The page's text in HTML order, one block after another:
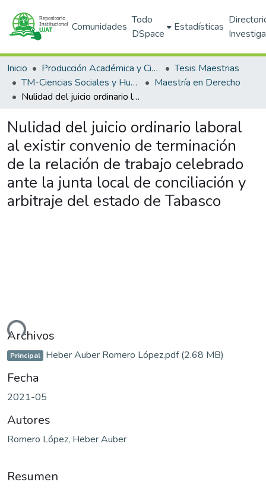
Comunidades
Todo
DSpace
Estadísticas
Inicio Producción Académica y Científica
Tesis Maestrias
TM-Ciencias Sociales y Humanidades (DACSYH)
Maestría en Derecho
Nulidad del juicio ordinario laboral al existir convenio de terminación de la relación de trabajo celebrado ante la junta local de conciliación y arbitraje del estado de Tabasco
Nulidad del juicio ordinario laboral
al existir convenio de terminación
de la relación de trabajo celebrado
ante la junta local de conciliación y
arbitraje del estado de Tabasco
Archivos
Principal Heber Auber Romero López.pdf(2.68 MB)
Fecha
2021-05
Autores
Romero López, Heber Auber
Resumen